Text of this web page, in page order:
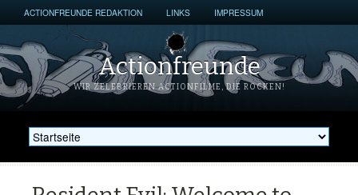
ACTIONFREUNDE REDAKTION LINKS IMPRESSUM
Actionfreunde
WIR ZELEBRIEREN ACTIONFILME, DIE ROCKEN!